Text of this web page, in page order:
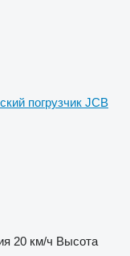
погрузчик JCB
20 км/ч Высота